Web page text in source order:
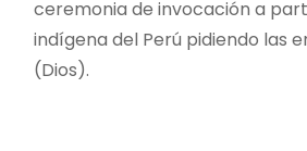
ceremonia de invocación a
indígena del Perú pidiendo las
(Dios).